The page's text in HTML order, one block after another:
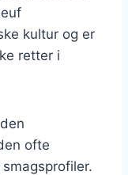
kultur og er
retter i
ofte